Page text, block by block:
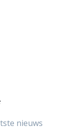
nieuws